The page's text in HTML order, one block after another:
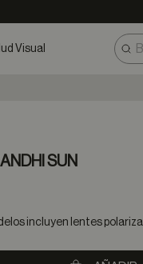
Visual
SUN
incluyen lentes